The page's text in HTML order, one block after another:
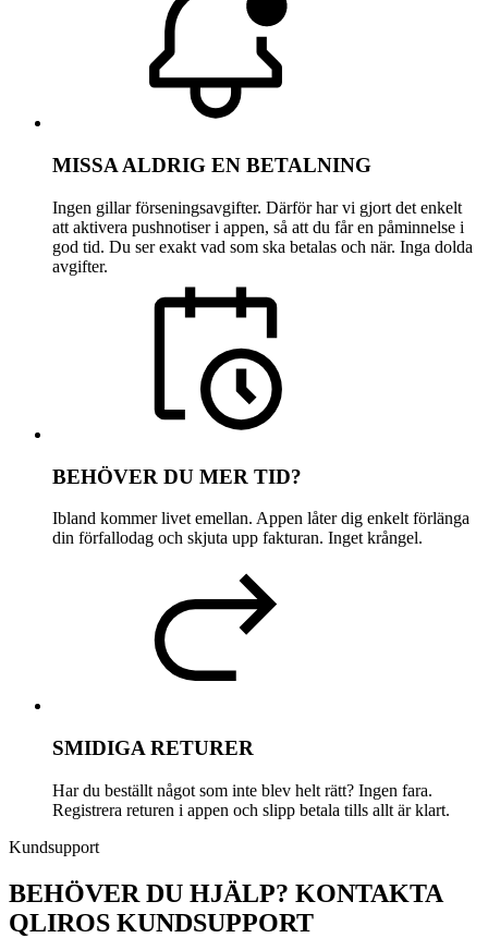
MISSA ALDRIG EN BETALNING
Ingen gillar förseningsavgifter. Därför har vi gjort det enkelt
att aktivera pushnotiser i appen, så att du får en påminnelse i
god tid. Du ser exakt vad som ska betalas och när. Inga dolda
avgifter.
BEHÖVER DU MER TID?
Ibland kommer livet emellan. Appen låter dig enkelt förlänga
din förfallodag och skjuta upp fakturan. Inget krångel.
SMIDIGA RETURER
Har du beställt något som inte blev helt rätt? Ingen fara.
Registrera returen i appen och slipp betala tills allt är klart.
Kundsupport
BEHÖVER DU HJÄLP? KONTAKTA
QLIROS KUNDSUPPORT